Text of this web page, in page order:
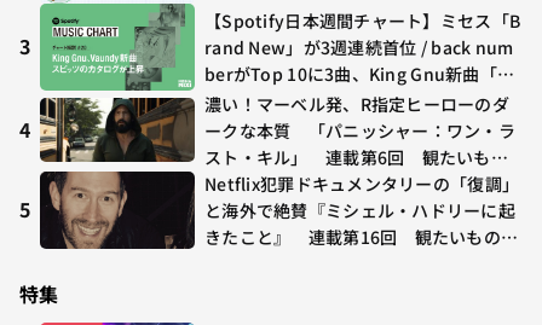
3
【Spotify日本週間チャート】ミセス「B
rand New」が3週連続首位 / back num
berがTop 10に3曲、King Gnu新曲「G
O GHOST」が初登場〜集計期間：2026
年7/24〜7/30
4
濃い！マーベル発、R指定ヒーローのダ
ークな本質 「パニッシャー：ワン・ラ
スト・キル」 連載第6回 観たいもの
が多すぎる～稲垣貴俊の配信時評
5
Netflix犯罪ドキュメンタリーの「復調」
と海外で絶賛『ミシェル・ハドリーに起
きたこと』 連載第16回 観たいものが
特集